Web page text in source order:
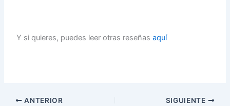
Y si quieres, puedes leer otras reseñasaquí
ANTERIOR SIGUIENTE